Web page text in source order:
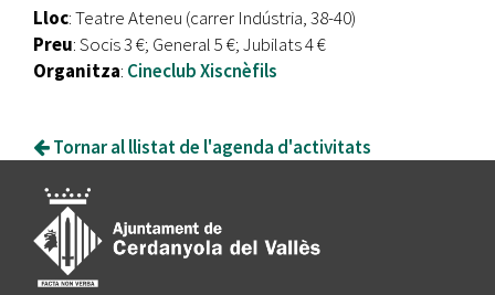
Lloc: Teatre Ateneu (carrer Indústria, 38-40)
Preu: Socis 3 €; General 5 €; Jubilats 4 €
Organitza: Cineclub Xiscnèfils
Tornar al llistat de l'agenda d'activitats